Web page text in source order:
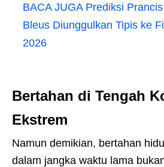
BACA JUGA Prediksi
Bleus Diunggulkan Tipis ke
2026
Bertahan di Tengah
Ekstrem
Namun demikian, bertahan
dalam jangka waktu lama